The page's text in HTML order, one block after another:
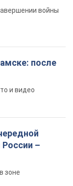
войны
после
и видео
–
зоне